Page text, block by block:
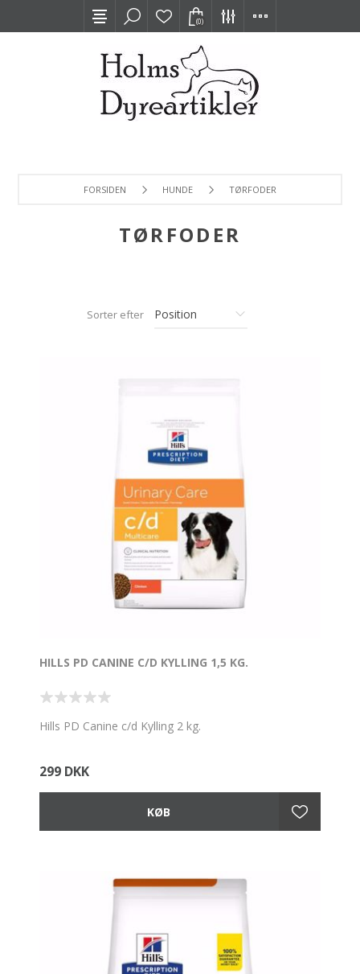
(0)
FORSIDEN HUNDE TØRFODER
TØRFODER
Sorter efter
HILLS PD CANINE C/D KYLLING 1,5 KG.
Hills PD Canine c/d Kylling 2 kg.
299 DKK